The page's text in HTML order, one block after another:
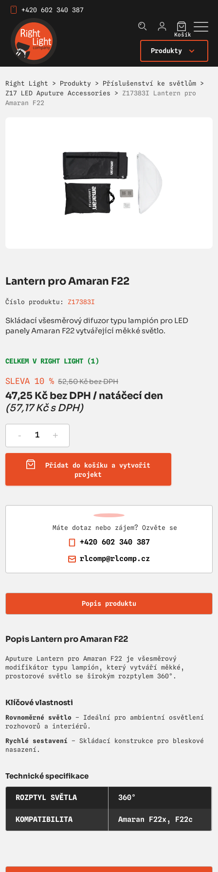
+420 602 340 387
Produkty
Košík
Right Light > Produkty > Příslušenství ke světlům >
Z17 LED Aputure Accessories > Z17383I Lantern pro
Amaran F22
Lantern pro Amaran F22
Číslo produktu: Z17383I
Skládací všesměrový difuzor typu lampión pro LED
panely Amaran F22 vytvářející měkké světlo.
CELKEM V RIGHT LIGHT (1)
SLEVA 10 % 52,50 Kč bez DPH
47,25 Kč bez DPH / natáčecí den
(57,17 Kč s DPH)
- +
Přidat do košíku a vytvořit
projekt
Máte dotaz nebo zájem? Ozvěte se
+420 602 340 387
rlcomp@rlcomp.cz
Popis produktu
Popis Lantern pro Amaran F22
Aputure Lantern pro Amaran F22 je všesměrový
modifikátor typu lampión, který vytváří měkké,
prostorové světlo se širokým rozptylem 360°.
Klíčové vlastnosti
Rovnoměrné světlo – Ideální pro ambientní osvětlení
rozhovorů a interiérů.
Rychlé sestavení – Skládací konstrukce pro bleskové
nasazení.
Technické specifikace
ROZPTYL SVĚTLA 360°
KOMPATIBILITA Amaran F22x, F22c